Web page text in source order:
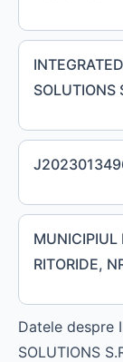
SOLUTIONS
MUNICIPIUL
RITORIDE,
Datele despre
SOLUTIONS